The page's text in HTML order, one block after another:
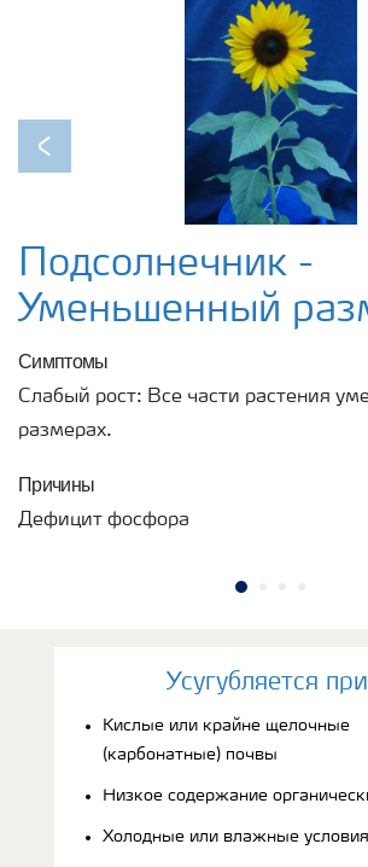
Previous
Подсолнечник -
Уменьшенный
Симптомы
Слабый рост: Все части растения
размерах.
Причины
Дефицит фосфора
Усугубляется
Кислые или крайне щелочные
(карбонатные) почвы
Низкое содержание
Холодные или влажные условия